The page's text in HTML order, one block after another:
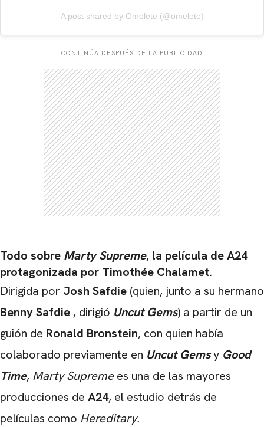
A post shared by Omelete (@omelete)
CONTINÚA DESPUÉS DE LA PUBLICIDAD
Todo sobre Marty Supreme, la película de A24
protagonizada por Timothée Chalamet.
Dirigida por Josh Safdie (quien, junto a su hermano
Benny Safdie , dirigió Uncut Gems) a partir de un
guión de Ronald Bronstein, con quien había
colaborado previamente en Uncut Gemsy Good
Time, Marty Supremees una de las mayores
producciones de A24, el estudio detrás de
películas como Hereditary.